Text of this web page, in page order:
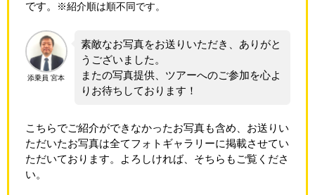
です。 ※紹介順は順不同です。
添乗員 宮本
素敵なお写真をお送りいただき、ありがと
うございました。
またの写真提供、ツアーへのご参加を心よ
りお待ちしております！
こちらでご紹介ができなかったお写真も含め、お送りい
ただいたお写真は全てフォトギャラリーに掲載させてい
ただいております。よろしければ、そちらもご覧くださ
い。